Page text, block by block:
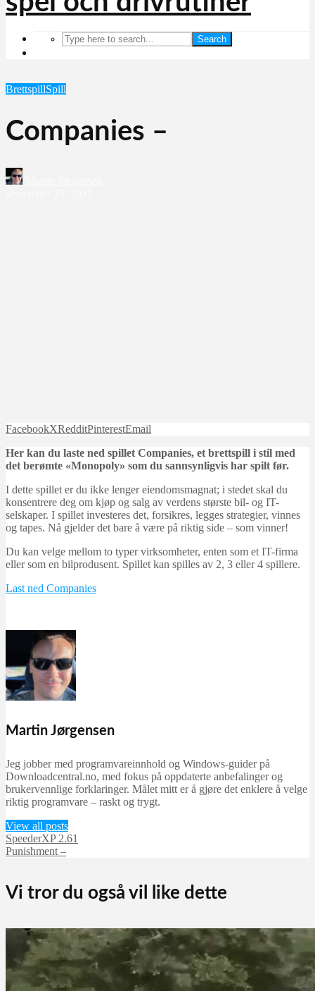
Search
BrettspillSpill
Companies –
FacebookXRedditPinterestEmail
Her kan du laste ned spillet Companies, et brettspill i stil med
det berømte «Monopoly» som du sannsynligvis har spilt før.
I dette spillet er du ikke lenger eiendomsmagnat; i stedet skal du
konsentrere deg om kjøp og salg av verdens største bil- og IT-
selskaper. I spillet investeres det, forsikres, legges strategier, vinnes
og tapes. Nå gjelder det bare å være på riktig side – som vinner!
Du kan velge mellom to typer virksomheter, enten som et IT-firma
eller som en bilprodusent. Spillet kan spilles av 2, 3 eller 4 spillere.
Last ned Companies
Martin Jørgensen
Jeg jobber med programvareinnhold og Windows-guider på
Downloadcentral.no, med fokus på oppdaterte anbefalinger og
brukervennlige forklaringer. Målet mitt er å gjøre det enklere å velge
riktig programvare – raskt og trygt.
View all posts
SpeederXP 2.61
Punishment –
Vi tror du også vil like dette